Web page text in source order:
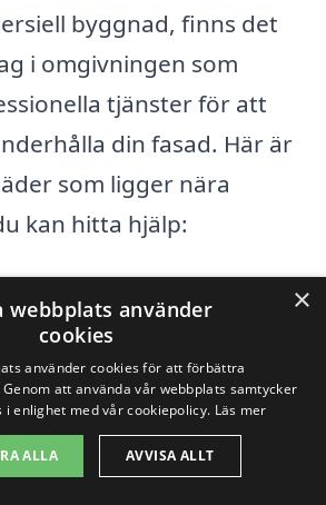
byggnad, finns det
i omgivningen som
tjänster för att
din fasad. Här är
som ligger nära
kan hitta hjälp:
×
webbplats använder
cookies
använder cookies för att förbättra
att använda vår webbplats samtycker
i enlighet med vår cookiepolicy. Läs mer
ALLA AVVISA ALLT